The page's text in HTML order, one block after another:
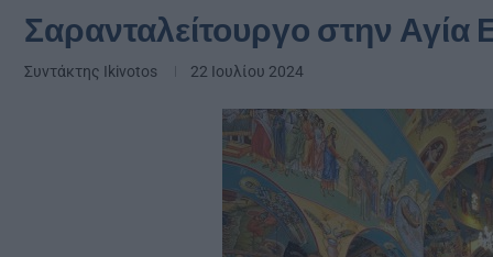
Σαρανταλείτουργο στην Αγία
Συντάκτης Ikivotos 22 Ιουλίου 2024